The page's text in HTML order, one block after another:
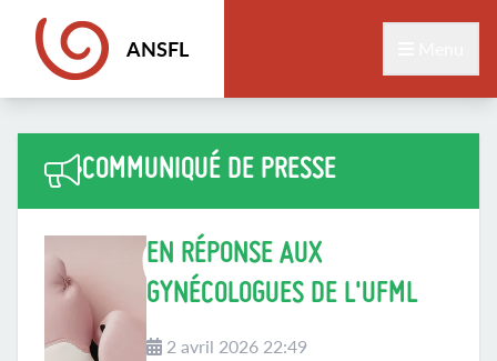
ANSFL
COMMUNIQUÉ DE PRESSE
EN RÉPONSE AUX
GYNÉCOLOGUES DE L'UFML
2 avril 2026 22:49